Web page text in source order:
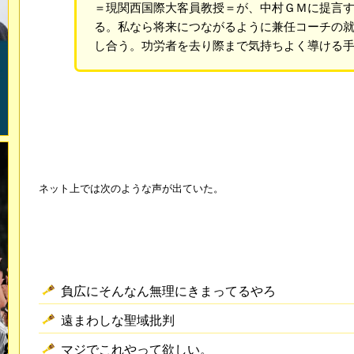
＝現関西国際大客員教授＝が、中村ＧＭに提言
る。私なら将来につながるように兼任コーチの
し合う。功労者を去り際まで気持ちよく導ける
ネット上では次のような声が出ていた。
負広にそんなん無理にきまってるやろ
遠まわしな聖域批判
マジでこれやって欲しい。